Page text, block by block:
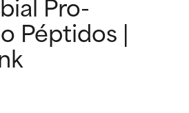
Péptidos |